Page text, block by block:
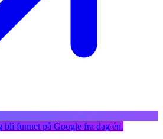
bli funnet på Google fra dag én.